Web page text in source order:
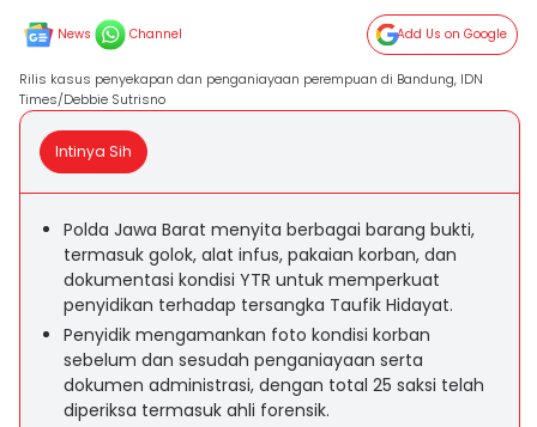
News Channel Add Us on Google
Rilis kasus penyekapan dan penganiayaan perempuan di Bandung, IDN
Times/Debbie Sutrisno
Intinya Sih
Polda Jawa Barat menyita berbagai barang bukti,
termasuk golok, alat infus, pakaian korban, dan
dokumentasi kondisi YTR untuk memperkuat
penyidikan terhadap tersangka Taufik Hidayat.
Penyidik mengamankan foto kondisi korban
sebelum dan sesudah penganiayaan serta
dokumen administrasi, dengan total 25 saksi telah
diperiksa termasuk ahli forensik.